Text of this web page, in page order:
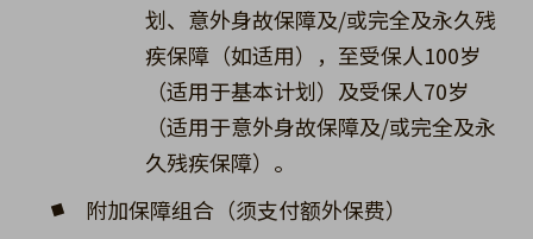
划、意外身故保障及/或完全及永久残
疾保障（如适用），至受保人100岁
（适用于基本计划）及受保人70岁
（适用于意外身故保障及/或完全及永
久残疾保障）。
附加保障组合（须支付额外保费）